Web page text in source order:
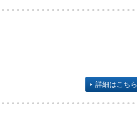
詳細はこちら